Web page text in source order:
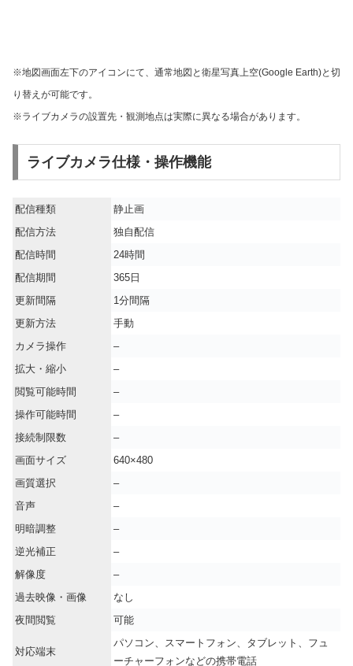
※地図画面左下のアイコンにて、通常地図と衛星写真上空(Google Earth)と切
り替えが可能です。
※ライブカメラの設置先・観測地点は実際に異なる場合があります。
ライブカメラ仕様・操作機能
配信種類
静止画
配信方法
独自配信
配信時間
24時間
配信期間
365日
更新間隔
1分間隔
更新方法
手動
カメラ操作
–
拡大・縮小
–
閲覧可能時間
–
操作可能時間
–
接続制限数
–
画面サイズ
640×480
画質選択
–
音声
–
明暗調整
–
逆光補正
–
解像度
–
過去映像・画像
なし
夜間閲覧
可能
対応端末
パソコン、スマートフォン、タブレット、フュ
ーチャーフォンなどの携帯電話